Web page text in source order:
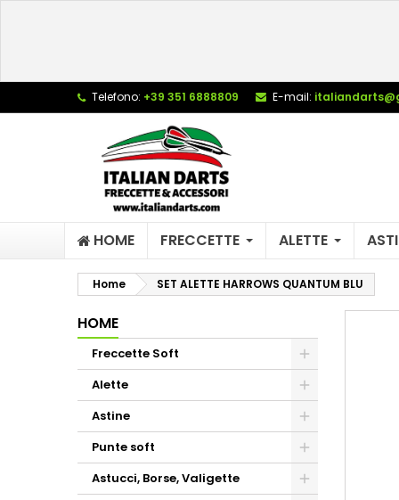
Telefono: +39 351 6888809 E-mail:
HOME FRECCETTE ALETTE
Home SET ALETTE HARROWS QUANTUM BLU
HOME
Freccette Soft
Alette
Astine
Punte soft
Astucci, Borse, Valigette
add_circle_outline